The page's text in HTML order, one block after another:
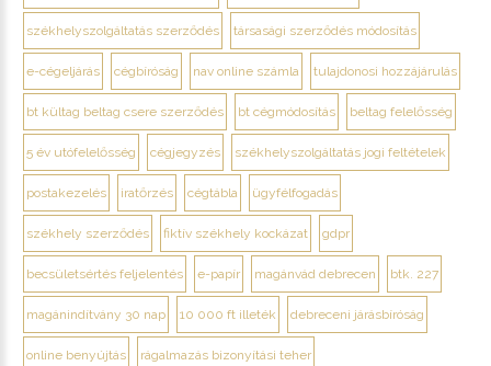
székhelyszolgáltatás szerződés társasági szerződés módosítás
e-cégeljárás cégbíróság nav online számla tulajdonosi hozzájárulás
bt kültag beltag csere szerződés bt cégmódosítás beltag felelősség
5 év utófelelősség cégjegyzés székhelyszolgáltatás jogi feltételek
postakezelés iratőrzés cégtábla ügyfélfogadás
székhely szerződés fiktív székhely kockázat gdpr
becsületsértés feljelentés e-papír magánvád debrecen btk. 227
magánindítvány 30 nap 10 000 ft illeték debreceni járásbíróság
online benyújtás rágalmazás bizonyítási teher